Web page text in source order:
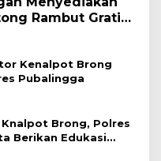
Rambut Gratis
Kenalpot Brong
Pubalingga
Brong, Polres
Berikan Edukasi